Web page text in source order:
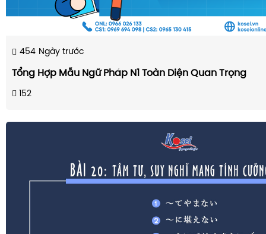
454 Ngày trước
Tổng Hợp Mẫu Ngữ Pháp N1 Toàn Diện Quan Trọng
152